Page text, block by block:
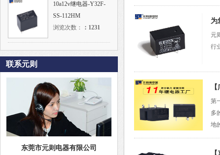
10a12v继电器-Y32F-
SS-112HM
浏览次数：
： 1231
联系元则
东莞市元则电器有限公司
为
元
行
第
多
地